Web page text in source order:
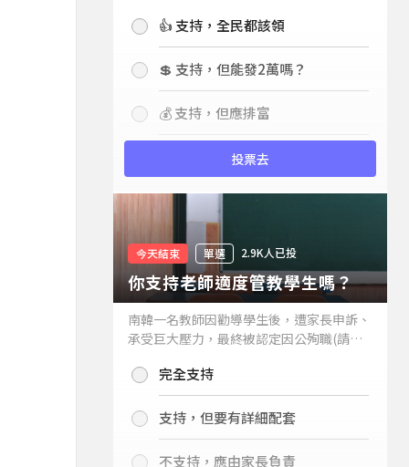
持嗎？👍 支持，全民都該領
💲 支持，但能發2萬嗎？
💰 支持，但應排富
投票去
今天結束 單選 2.9K人已投
你支持老師適度管教學生嗎？
南韓一名教師因勸導學生後，遭家長申訴、
承受巨大壓力，最終被認定因公殉職(請見
你支持老師適度管教學生嗎？
完全支持
支持，但要有詳細配套
不支持，應由家長負責